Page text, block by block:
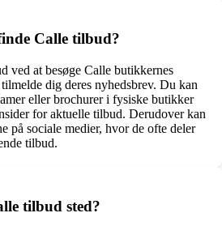
Calle tilbud?
ved at besøge Calle butikkernes
dig deres nyhedsbrev. Du kan
eller brochurer i fysiske butikker
for aktuelle tilbud. Derudover kan
på sociale medier, hvor de ofte deler
tilbud.
tilbud sted?